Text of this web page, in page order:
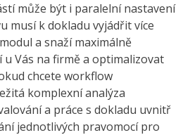
může být i paralelní nastavení
musí k dokladu vyjádřit více
a snaží maximálně
Vás na firmě a optimalizovat
chcete workflow
komplexní analýza
a práce s dokladu uvnitř
jednotlivých pravomocí pro